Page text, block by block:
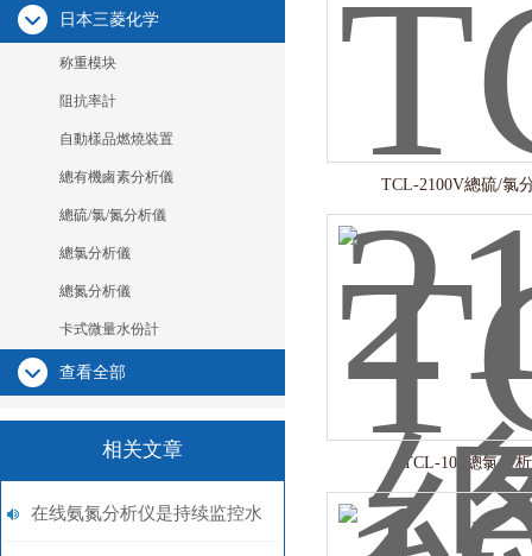
日本三菱化学
称重模块
阻抗率計
自動樣品燃燒裝置
總有機鹵素分析儀
總硫/氯/氮分析儀
總氯分析儀
總氮分析儀
卡式微量水份計
查看全部
相关文章
在线氨氮分析仪是持续监控水
TCL-2100V總硫/氯
TCL-100總氯分